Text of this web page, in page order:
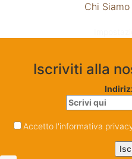
Chi Siamo
Iscriviti alla
Accetto l'informativa